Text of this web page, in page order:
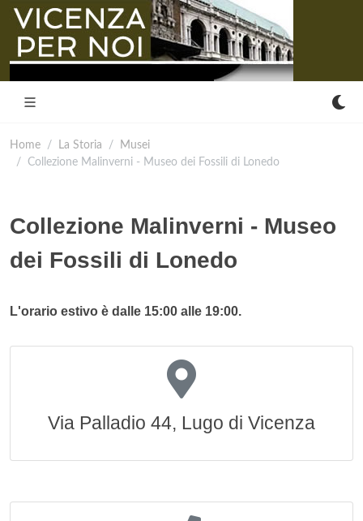
Home La Storia
Musei
Collezione Malinverni - Museo dei Fossili di Lonedo
Collezione Malinverni - Museo
dei Fossili di Lonedo
L'orario estivo è dalle 15:00 alle 19:00.
Via Palladio 44, Lugo di Vicenza